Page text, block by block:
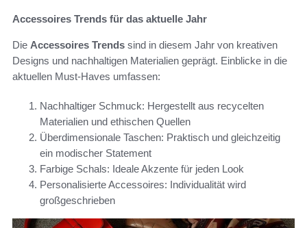
Accessoires Trends für das aktuelle Jahr
Die Accessoires Trends sind in diesem Jahr von kreativen
Designs und nachhaltigen Materialien geprägt. Einblicke in die
aktuellen Must-Haves umfassen:
Nachhaltiger Schmuck: Hergestellt aus recycelten
Materialien und ethischen Quellen
Überdimensionale Taschen: Praktisch und gleichzeitig
ein modischer Statement
Farbige Schals: Ideale Akzente für jeden Look
Personalisierte Accessoires: Individualität wird
großgeschrieben